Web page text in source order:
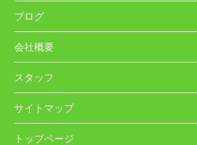
ブログ
会社概要
スタッフ
サイトマップ
トップページ